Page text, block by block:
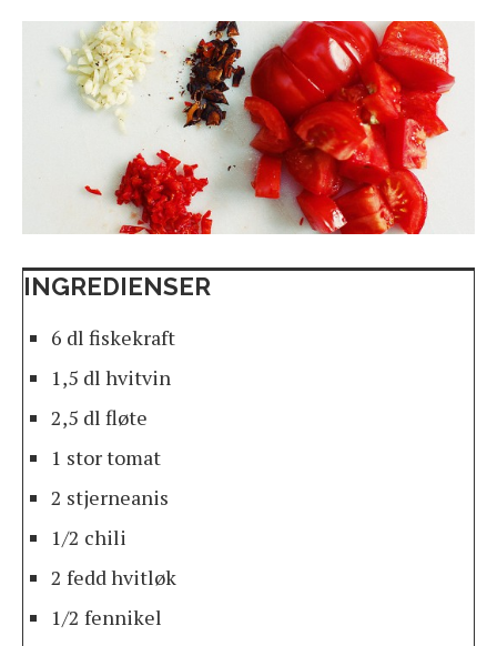
INGREDIENSER
6 dl fiskekraft
1,5 dl hvitvin
2,5 dl fløte
1 stor tomat
2 stjerneanis
1/2 chili
2 fedd hvitløk
1/2 fennikel